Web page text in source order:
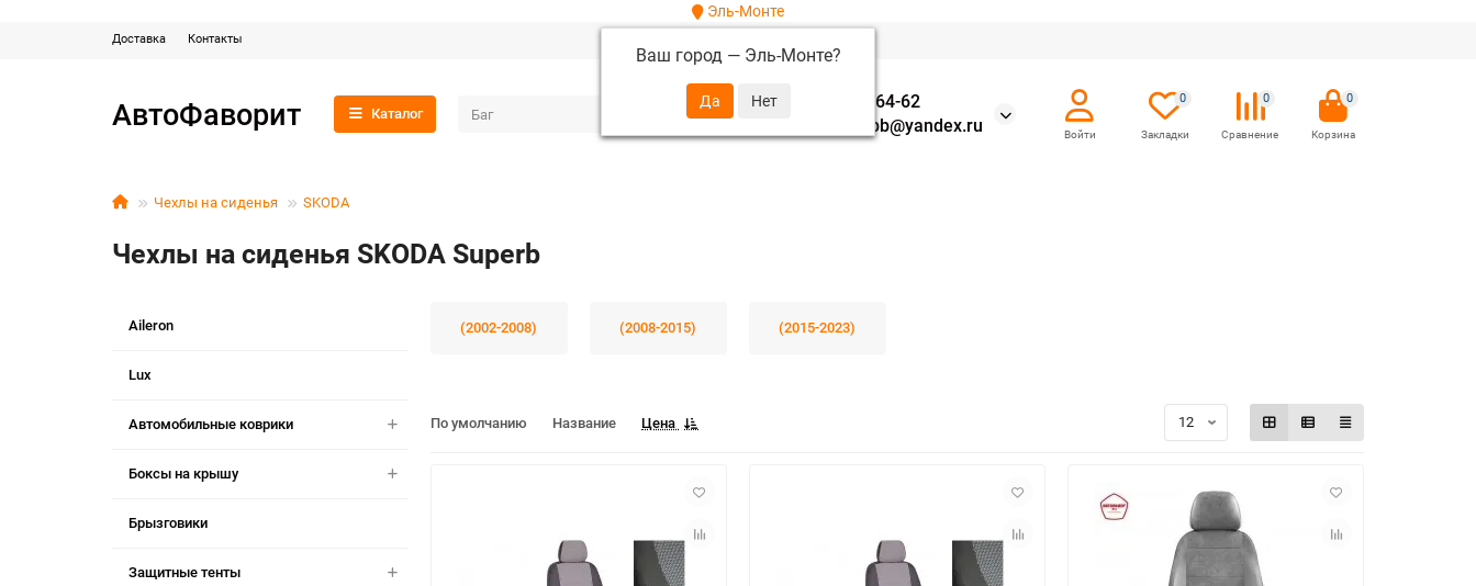
Эль-Монте
Ваш город — Эль-Монте?
Доставка Контакты
АвтоФаворит Каталог
+7 (952) 288-64-62
autofavorit-spb@yandex.ru
0 0 0
Чехлы на сиденья SKODA
Чехлы на сиденья SKODA Superb
Aileron
Lux
Автомобильные коврики
Боксы на крышу
Брызговики
Защитные тенты
(2002-2008) (2008-2015) (2015-2023)
По умолчанию Название Цена